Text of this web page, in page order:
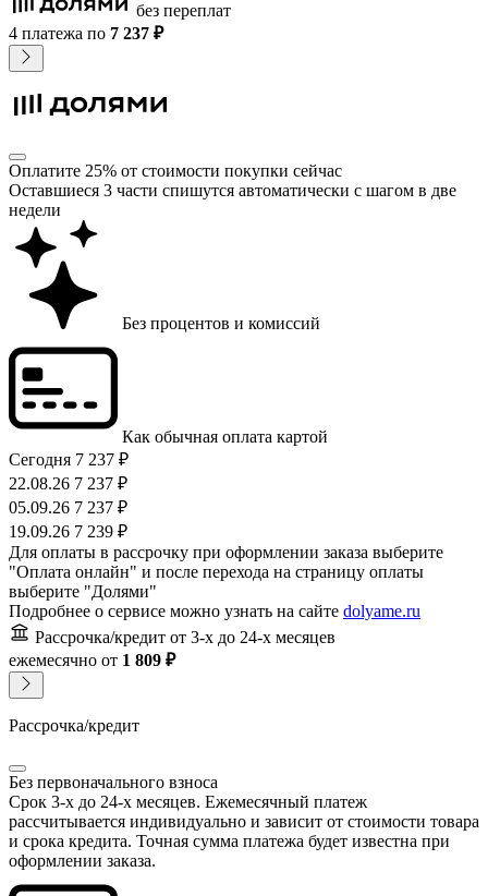
без переплат
4 платежа по 7 237 ₽
Оплатите 25% от стоимости покупки сейчас
Оставшиеся 3 части спишутся автоматически с шагом в две
недели
Без процентов и комиссий
Как обычная оплата картой
Сегодня 7 237 ₽
22.08.26 7 237 ₽
05.09.26 7 237 ₽
19.09.26 7 239 ₽
Для оплаты в рассрочку при оформлении заказа выберите
"Оплата онлайн" и после перехода на страницу оплаты
выберите "Долями"
Подробнее о сервисе можно узнать на сайте dolyame.ru
Рассрочка/кредит от 3-х до 24-х месяцев
ежемесячно от 1 809 ₽
Рассрочка/кредит
Без первоначального взноса
Срок 3-х до 24-х месяцев. Ежемесячный платеж
рассчитывается индивидуально и зависит от стоимости товара
и срока кредита. Точная сумма платежа будет известна при
оформлении заказа.